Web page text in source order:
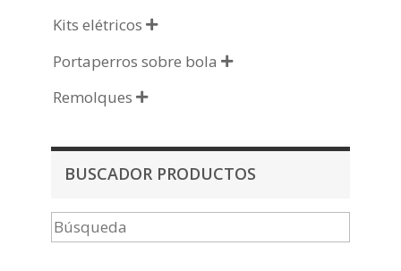
Kits elétricos 
Portaperros sobre bola 
Remolques 
BUSCADOR PRODUCTOS